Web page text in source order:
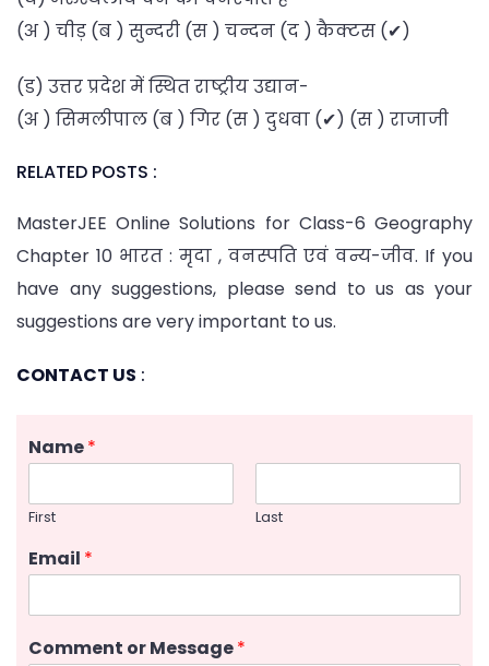
(अ ) चीड़ (ब ) सुन्दरी (स ) चन्दन (द ) कैक्टस (✔)
(ड) उत्तर प्रदेश में स्थित राष्ट्रीय उद्यान-
(अ ) सिमलीपाल (ब ) गिर (स ) दुधवा (✔) (स ) राजाजी
RELATED POSTS :
MasterJEE Online Solutions for Class-6 Geography
Chapter 10 भारत : मृदा , वनस्पति एवं वन्य-जीव. If you
have any suggestions, please send to us as your
suggestions are very important to us.
CONTACT US :
Name*
First Last
Email *
Comment or Message*